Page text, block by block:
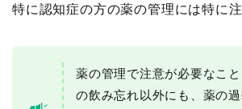
特に認知症の方の薬の管理には特に注
薬の管理で注意が必要なこ
の飲み忘れ以外にも、薬の